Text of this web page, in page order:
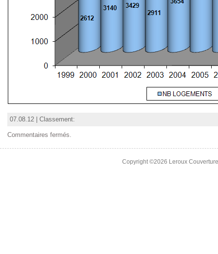
07.08.12 | Classement:
Commentaires fermés.
Copyright ©2026 Leroux